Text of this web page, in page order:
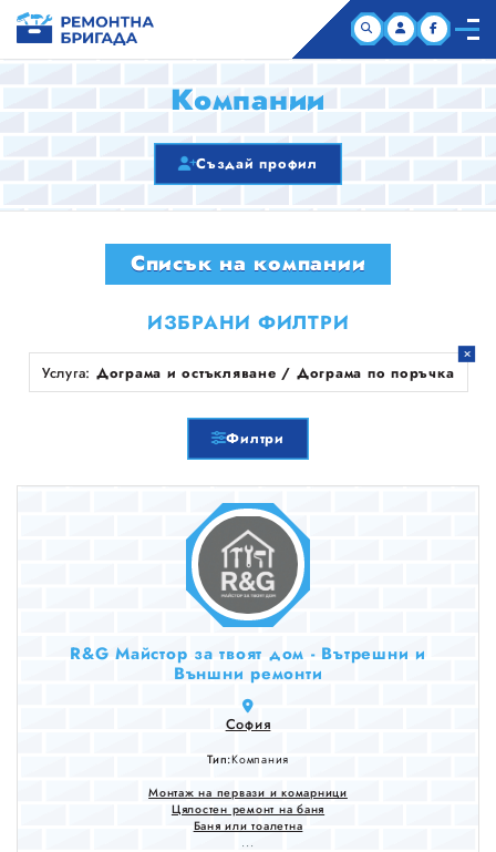
КОМПАНИИ
ЗА НАС
Компании
Създай профил
Списък на компании
ИЗБРАНИ ФИЛТРИ
Услуга: Дограма и остъкляване / Дограма по поръчка
Филтри
R&G Майстор за твоят дом - Вътрешни и
Външни ремонти
София
Тип:Компания
Монтаж на первази и комарници
Цялостен ремонт на баня
Баня или тоалетна
...